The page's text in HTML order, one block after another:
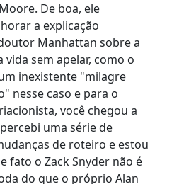
De boa, ele
a explicação
Manhattan sobre a
sem apelar, como o
inexistente "milagre
nesse caso e para o
você chegou a
uma série de
de roteiro e estou
fato o Zack Snyder não é
do que o próprio Alan